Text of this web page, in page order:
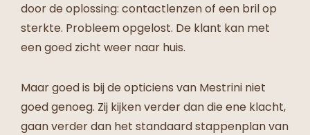
door de oplossing: contactlenzen of een bril op
sterkte. Probleem opgelost. De klant kan met
een goed zicht weer naar huis.
Maar goed is bij de opticiens van Mestrini niet
goed genoeg. Zij kijken verder dan die ene klacht,
gaan verder dan het standaard stappenplan van